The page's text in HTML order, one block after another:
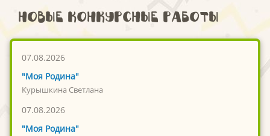
Новые конкурсные работы
07.08.2026
"Моя Родина"
Курышкина Светлана
07.08.2026
"Моя Родина"